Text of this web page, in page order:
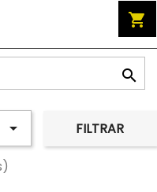
shopping_cart

 FILTRAR